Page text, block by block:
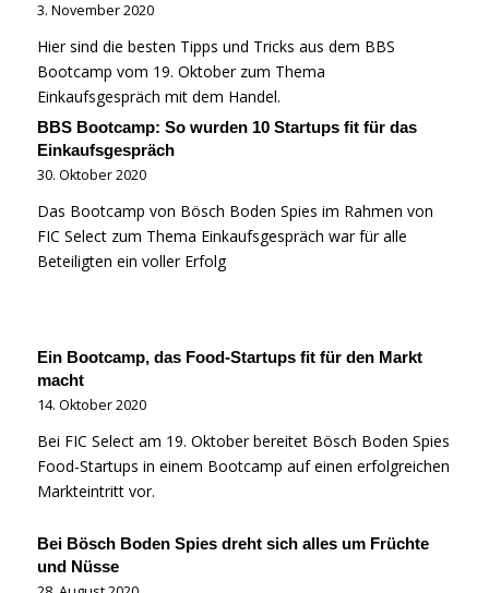
3. November 2020
Hier sind die besten Tipps und Tricks aus dem BBS
Bootcamp vom 19. Oktober zum Thema
Einkaufsgespräch mit dem Handel.
BBS Bootcamp: So wurden 10 Startups fit für das
Einkaufsgespräch
30. Oktober 2020
Das Bootcamp von Bösch Boden Spies im Rahmen von
FIC Select zum Thema Einkaufsgespräch war für alle
Beteiligten ein voller Erfolg
Ein Bootcamp, das Food-Startups fit für den Markt
macht
14. Oktober 2020
Bei FIC Select am 19. Oktober bereitet Bösch Boden Spies
Food-Startups in einem Bootcamp auf einen erfolgreichen
Markteintritt vor.
Bei Bösch Boden Spies dreht sich alles um Früchte
und Nüsse